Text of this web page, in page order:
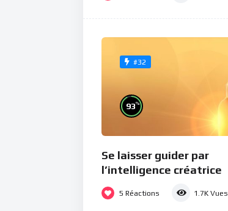
#32
93%
Se laisser guider par
l’intelligence créatrice
5 Réactions 1.7K Vues